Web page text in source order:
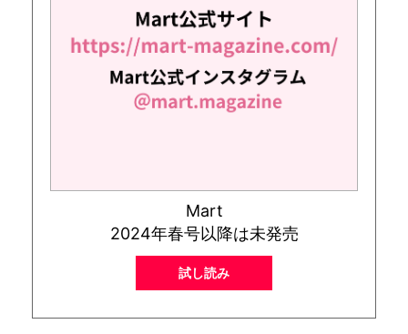
Mart
2024年春号以降は未発売
試し読み